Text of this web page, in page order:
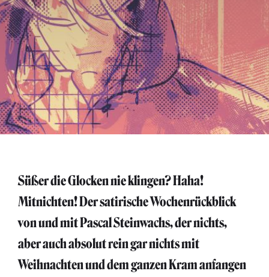
Süßer die Glocken nie klingen? Haha!
Mitnichten! Der satirische Wochenrückblick
von und mit Pascal Steinwachs, der nichts,
aber auch absolut rein gar nichts mit
Weihnachten und dem ganzen Kram anfangen